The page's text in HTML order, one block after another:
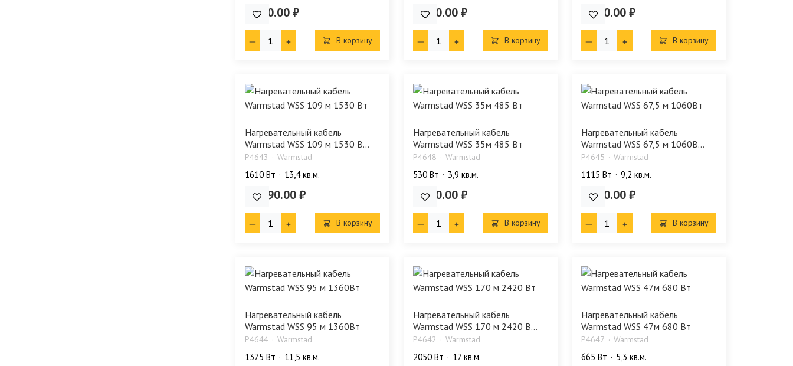
2 690.00 ₽
В корзину
4 590.00 ₽
В корзину
2 390.00 ₽
В корзину
Нагревательный кабель
Warmstad WSS 109 м 1530 В...
P4643 Warmstad
1610 Bт 13,4 кв.м.
10 990.00 ₽
В корзину
Нагревательный кабель
Warmstad WSS 35м 485 Вт
P4648 Warmstad
530 Bт 3,9 кв.м.
4 290.00 ₽
В корзину
Нагревательный кабель
Warmstad WSS 67,5 м 1060В...
P4645 Warmstad
1115 Bт 9,2 кв.м.
9 090.00 ₽
В корзину
Нагревательный кабель
Warmstad WSS 95 м 1360Вт
P4644 Warmstad
1375 Bт 11,5 кв.м.
Нагревательный кабель
Warmstad WSS 170 м 2420 В...
P4642 Warmstad
2050 Bт 17 кв.м.
Нагревательный кабель
Warmstad WSS 47м 680 Вт
P4647 Warmstad
665 Bт 5,3 кв.м.